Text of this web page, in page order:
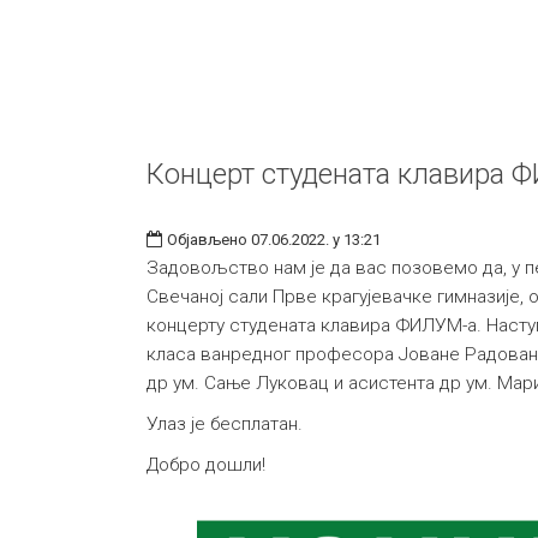
Концерт студената клавира
Објављено 07.06.2022. у 13:21
Задовољство нам је да вас позовемо да, у
Свечаној сали Прве крагујевачке гимназије,
концерту студената клавира ФИЛУМ-а.
класа ванредног професора Јоване
др ум. Сање Луковац и асистента др ум.
Улаз је бесплатан.
Добро дошли!